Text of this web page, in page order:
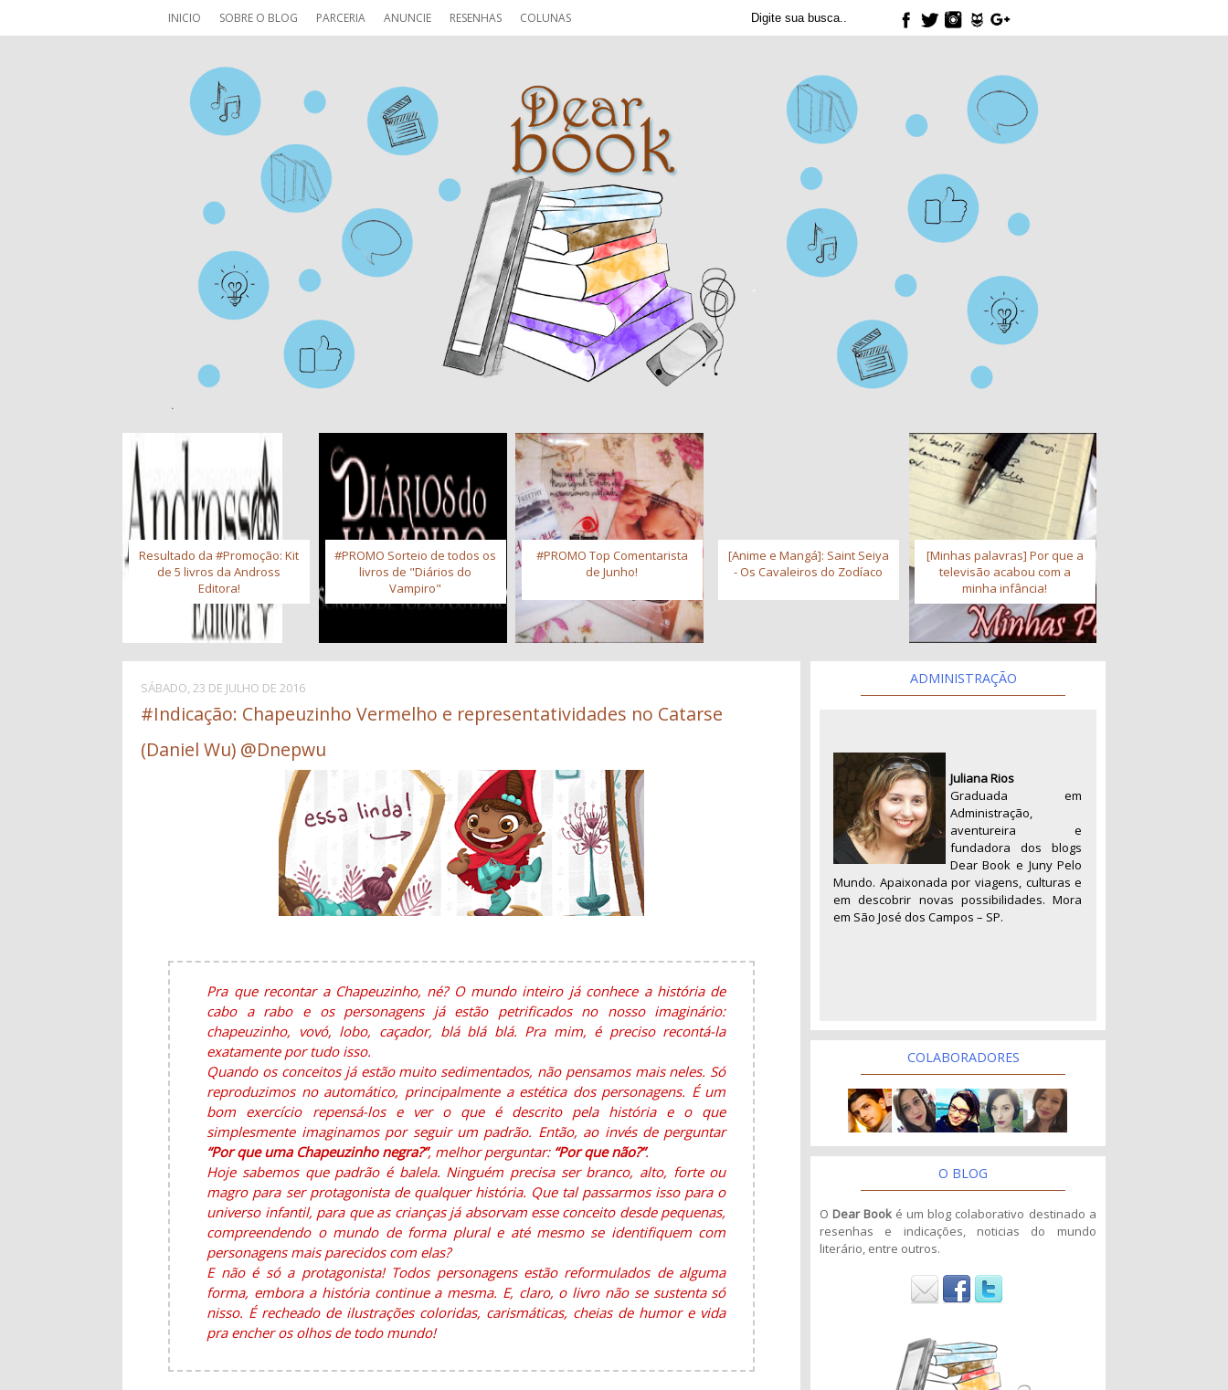
INICIO SOBRE O BLOG PARCERIA ANUNCIE RESENHAS COLUNAS
Resultado da #Promoção: Kit
de 5 livros da Andross
Editora!
#PROMO Sorteio de todos os
livros de "Diários do
Vampiro"
#PROMO Top Comentarista
de Junho!
[Anime e Mangá]: Saint Seiya
- Os Cavaleiros do Zodíaco
[Minhas palavras] Por que a
televisão acabou com a
minha infância!
SÁBADO, 23 DE JULHO DE 2016
#Indicação: Chapeuzinho Vermelho e representatividades no Catarse
(Daniel Wu) @Dnepwu
Pra que recontar a Chapeuzinho, né? O mundo inteiro já conhece a história de
cabo a rabo e os personagens já estão petrificados no nosso imaginário:
chapeuzinho, vovó, lobo, caçador, blá blá blá. Pra mim, é preciso recontá-la
exatamente por tudo isso.
Quando os conceitos já estão muito sedimentados, não pensamos mais neles. Só
reproduzimos no automático, principalmente a estética dos personagens. É um
bom exercício repensá-los e ver o que é descrito pela história e o que
simplesmente imaginamos por seguir um padrão. Então, ao invés de perguntar
“Por que uma Chapeuzinho negra?”, melhor perguntar: “Por que não?”.
Hoje sabemos que padrão é balela. Ninguém precisa ser branco, alto, forte ou
magro para ser protagonista de qualquer história. Que tal passarmos isso para o
universo infantil, para que as crianças já absorvam esse conceito desde pequenas,
compreendendo o mundo de forma plural e até mesmo se identifiquem com
personagens mais parecidos com elas?
E não é só a protagonista! Todos personagens estão reformulados de alguma
forma, embora a história continue a mesma. E, claro, o livro não se sustenta só
nisso. É recheado de ilustrações coloridas, carismáticas, cheias de humor e vida
pra encher os olhos de todo mundo!
ADMINISTRAÇÃO
Juliana Rios
Graduada em
Administração,
aventureira e
fundadora dos blogs
Dear Book e Juny Pelo
Mundo. Apaixonada por viagens, culturas e
em descobrir novas possibilidades. Mora
em São José dos Campos – SP.
COLABORADORES
O BLOG
O Dear Book é um blog colaborativo destinado a
resenhas e indicações, noticias do mundo
literário, entre outros.